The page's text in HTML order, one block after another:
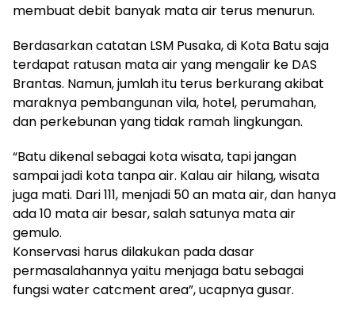
membuat debit banyak mata air terus menurun.
Berdasarkan catatan LSM Pusaka, di Kota Batu saja
terdapat ratusan mata air yang mengalir ke DAS
Brantas. Namun, jumlah itu terus berkurang akibat
maraknya pembangunan vila, hotel, perumahan,
dan perkebunan yang tidak ramah lingkungan.
“Batu dikenal sebagai kota wisata, tapi jangan
sampai jadi kota tanpa air. Kalau air hilang, wisata
juga mati. Dari 111, menjadi 50 an mata air, dan hanya
ada 10 mata air besar, salah satunya mata air
gemulo.
Konservasi harus dilakukan pada dasar
permasalahannya yaitu menjaga batu sebagai
fungsi water catcment area”, ucapnya gusar.